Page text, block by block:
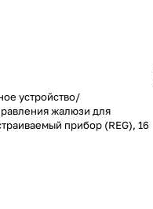
устройство/
жалюзи для
прибор (REG), 16
устройства/2
управления жалюзи.